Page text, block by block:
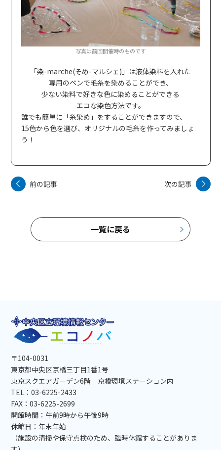
写真は前回開催時のものです
「染-marche(そめ-マルシェ)」は液体染料を入れた
専用のペンで毛糸を染めることができ、
少ない染料で好きな色に染めることができる
エコな染色方法です。
誰でも簡単に「糸染め」をすることができますので、
15色から色を選び、オリジナルの毛糸を作ってみましょ
う！
前の記事 次の記事
一覧に戻る
〒104-0031
東京都中央区京橋三丁目1番1号
東京スクエアガーデン6階 京橋環境ステーション内
TEL：03-6225-2433
FAX：03-6225-2699
開館時間：午前9時から午後9時
休館日：年末年始
（施設の清掃や保守点検のため、臨時休館することがありま